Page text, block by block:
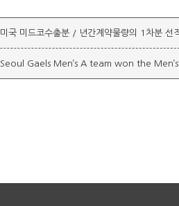
미국 미드코수출분 / 년간계약물량의 1차분 선
Seoul Gaels Men’s A team won the